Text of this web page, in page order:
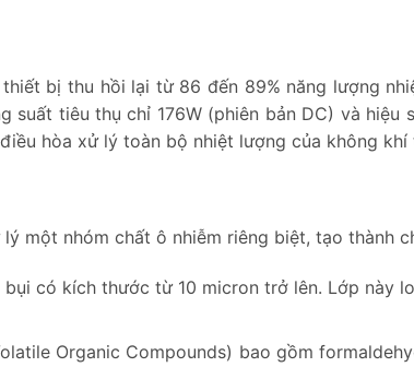
bị thu hồi lại từ 86 đến 89% năng lượng
tiêu thụ chỉ 176W (phiên bản DC) và hiệu
hòa xử lý toàn bộ nhiệt lượng của không
một nhóm chất ô nhiễm riêng biệt, tạo thành
có kích thước từ 10 micron trở lên. Lớp
Organic Compounds) bao gồm